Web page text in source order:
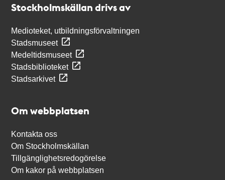
Stockholmskällan drivs av
Medioteket, utbildningsförvaltningen
Stadsmuseet
Medeltidsmuseet
Stadsbiblioteket
Stadsarkivet
Om webbplatsen
Kontakta oss
Om Stockholmskällan
Tillgänglighetsredogörelse
Om kakor på webbplatsen